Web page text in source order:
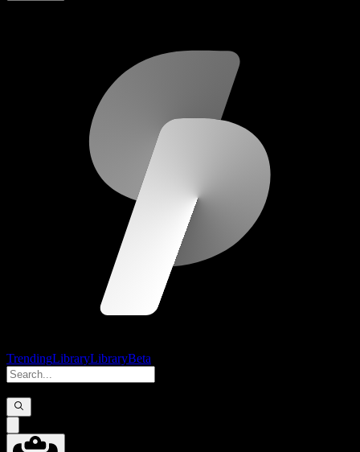
TrendingLibraryLibraryBeta